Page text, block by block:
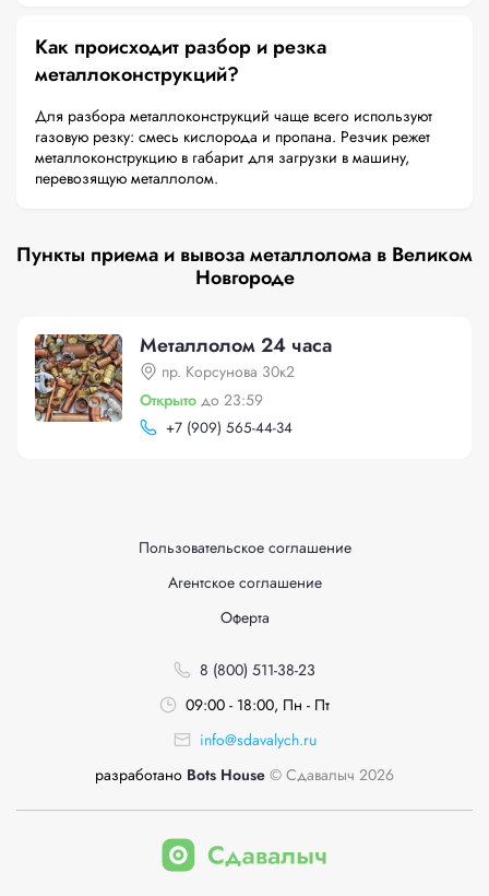
Как происходит разбор и резка
металлоконструкций?
Для разбора металлоконструкций чаще всего используют
газовую резку: смесь кислорода и пропана. Резчик режет
металлоконструкцию в габарит для загрузки в машину,
перевозящую металлолом.
Пункты приема и вывоза металлолома в Великом
Новгороде
Металлолом 24 часа
пр. Корсунова 30к2
Открыто до 23:59
+7 (909) 565-44-34
Пользовательское соглашение
Агентское соглашение
Оферта
8 (800) 511-38-23
09:00 - 18:00, Пн - Пт
info@sdavalych.ru
разработано Bots House © Сдавалыч 2026